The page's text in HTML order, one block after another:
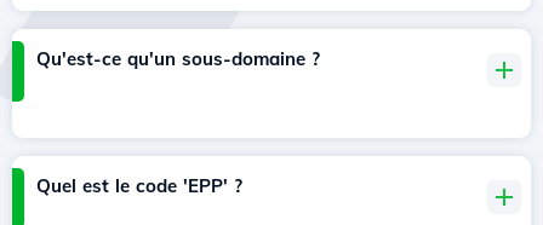
Qu'est-ce qu'un sous-domaine ?
Quel est le code 'EPP' ?